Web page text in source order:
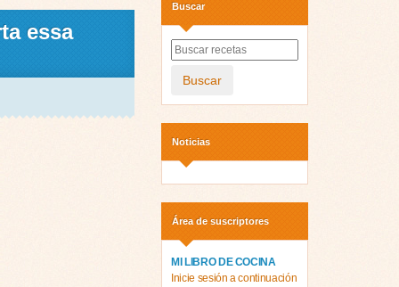
essa
Buscar
Buscar
Noticias
Área de suscriptores
MI LIBRO DE COCINA
Inicie sesión a continuación